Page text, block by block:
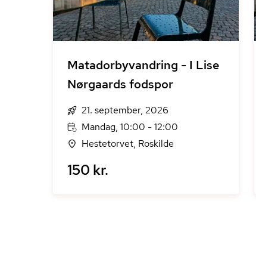
Matadorbyvandring - I Lise
Nørgaards fodspor
21. september, 2026
Mandag, 10:00 - 12:00
Hestetorvet, Roskilde
150 kr.